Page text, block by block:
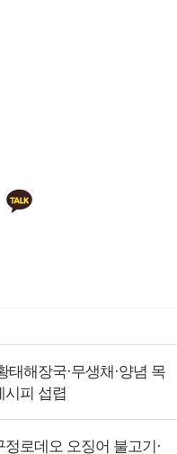
태해장국·무생채·양념 목
시피 섭렵
로데오 오징어 불고기·